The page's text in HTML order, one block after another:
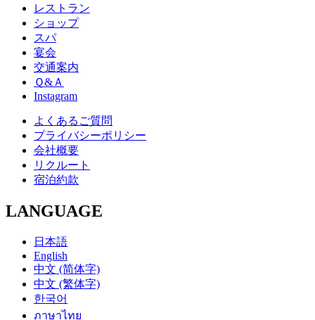
レストラン
ショップ
スパ
宴会
交通案内
Ｑ&Ａ
Instagram
よくあるご質問
プライバシーポリシー
会社概要
リクルート
宿泊約款
LANGUAGE
日本語
English
中文 (简体字)
中文 (繁体字)
한국어
ภาษาไทย